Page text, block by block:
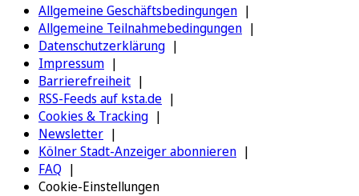
Allgemeine Geschäftsbedingungen
Allgemeine Teilnahmebedingungen
Datenschutzerklärung
Impressum
Barrierefreiheit
RSS-Feeds auf ksta.de
Cookies & Tracking
Newsletter
Kölner Stadt-Anzeiger abonnieren
FAQ
Cookie-Einstellungen